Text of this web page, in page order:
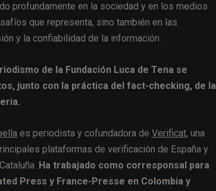
profundamente en la sociedad y en los medios
que representa, sino también en las
y la confiabilidad de la información.
de la Fundación Luca de Tena se
junto con la práctica del fact-checking, de la
es periodista y cofundadora de Verificat, una
plataformas de verificación de España y
Ha trabajado como corresponsal para
Press y France-Presse en Colombia y